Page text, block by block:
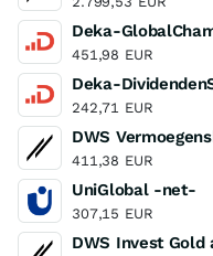
Deka-
451,98 EUR
Deka-
242,71 EUR
DWS
411,38 EUR
UniGlobal -net-
307,15 EUR
DWS Invest Gold